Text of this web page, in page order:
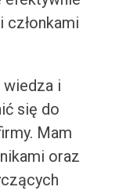
członkami
wiedza i
się do
Mam
oraz